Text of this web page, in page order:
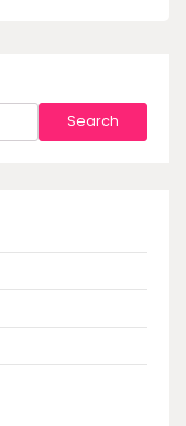
Search